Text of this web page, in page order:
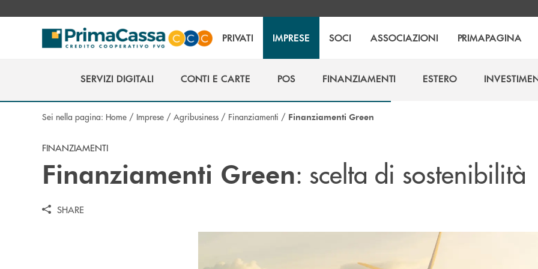
PRIVATI IMPRESE SOCI ASSOCIAZIONI PRIMAPAGINA
SERVIZI DIGITALI
CONTI E CARTE
POS
FINANZIAMENTI
ESTERO
Sei nella pagina: Home / Imprese / Agribusiness / Finanziamenti / Finanziamenti Green
FINANZIAMENTI
Finanziamenti Green: scelta di sostenibilità
SHARE